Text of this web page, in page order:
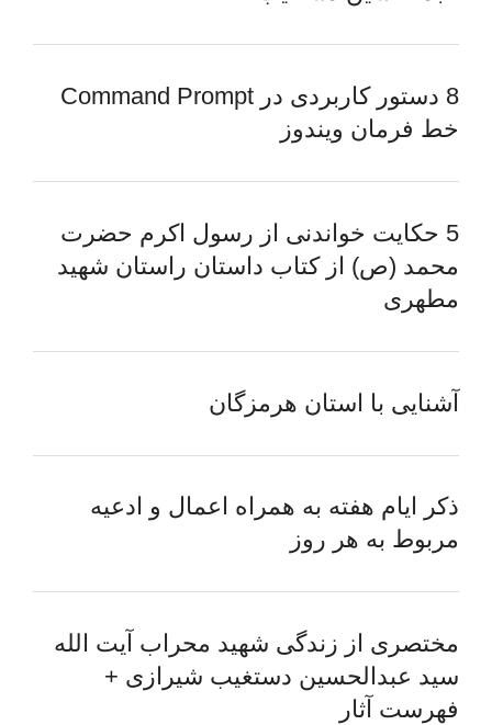
8 دستور کاربردی در Command Prompt
خط فرمان ویندوز
5 حکایت خواندنی از رسول اکرم حضرت
محمد (ص) از کتاب داستان راستان شهید
مطهری
آشنایی با استان هرمزگان
ذکر ایام هفته به همراه اعمال و ادعیه
مربوط به هر روز
مختصری از زندگی شهید محراب آیت الله
سید عبدالحسین دستغیب شیرازی +
فهرست آثار